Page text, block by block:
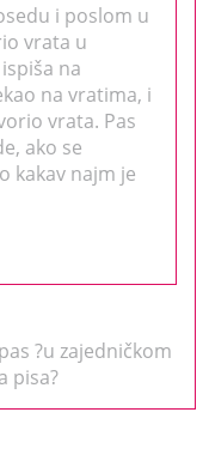
i poslom u
vrata u
na
na vratima, i
vrata. Pas
ako se
kakav najm je
?u zajedničkom
pisa?